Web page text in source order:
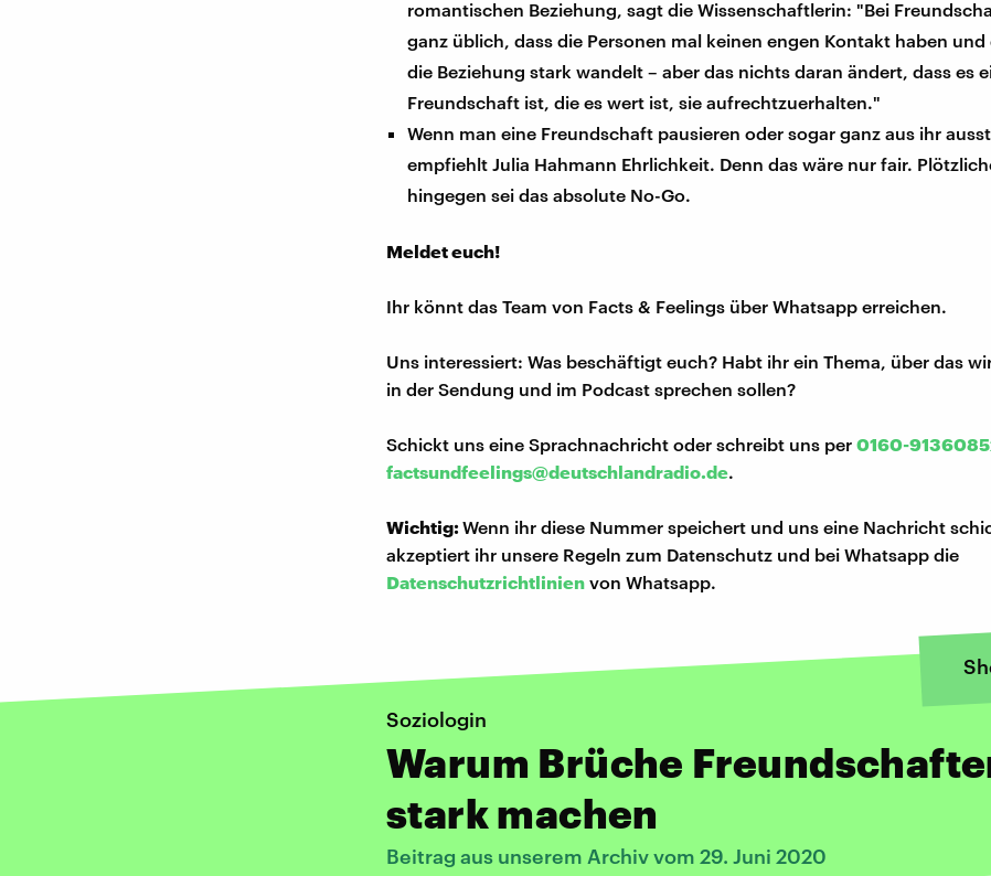
romantischen Beziehung, sagt die Wissenschaftlerin: "Bei
ganz üblich, dass die Personen mal keinen engen Kontakt haben und
die Beziehung stark wandelt – aber das nichts daran ändert, dass es
Freundschaft ist, die es wert ist, sie aufrechtzuerhalten."
Wenn man eine Freundschaft pausieren oder sogar ganz aus ihr
empfiehlt Julia Hahmann Ehrlichkeit. Denn das wäre nur fair.
hingegen sei das absolute No-Go.
Meldet euch!
Ihr könnt das Team von Facts & Feelings über Whatsapp erreichen.
Uns interessiert: Was beschäftigt euch? Habt ihr ein Thema, über das
in der Sendung und im Podcast sprechen sollen?
Schickt uns eine Sprachnachricht oder schreibt uns per 0160-
factsundfeelings@deutschlandradio.de.
Wichtig:Wenn ihr diese Nummer speichert und uns eine Nachricht
akzeptiert ihr unsere Regeln zum Datenschutz und bei Whatsapp die
Datenschutzrichtlinien von Whatsapp.
Soziologin
Warum Brüche
stark machen
Beitrag aus unserem Archiv vom 29. Juni 2020